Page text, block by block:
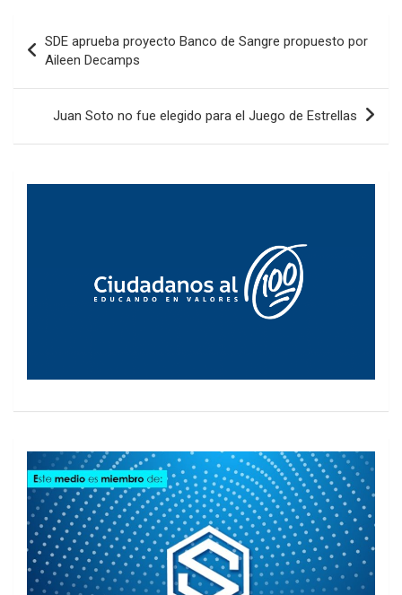
de
entradas
SDE aprueba proyecto Banco de Sangre propuesto por
Aileen Decamps
Juan Soto no fue elegido para el Juego de Estrellas